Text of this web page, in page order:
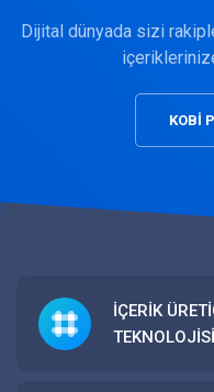
Dijital dünyada sizi
KOBİ
İÇERİK
TEKNOLOJİSİ